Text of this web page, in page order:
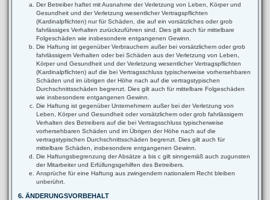
Der Betreiber haftet mit Ausnahme der Verletzung von Leben, Körper und
Gesundheit und der Verletzung wesentlicher Vertragspflichten
(Kardinalpflichten) nur für Schäden, die auf ein vorsätzliches oder grob
fahrlässiges Verhalten zurückzuführen sind. Dies gilt auch für mittelbare
Folgeschäden wie insbesondere entgangenen Gewinn.
Die Haftung ist gegenüber Verbrauchern außer bei vorsätzlichem oder grob
fahrlässigem Verhalten oder bei Schäden aus der Verletzung von Leben,
Körper und Gesundheit und der Verletzung wesentlicher Vertragspflichten
(Kardinalpflichten) auf die bei Vertragsschluss typischerweise vorhersehbaren
Schäden und im übrigen der Höhe nach auf die vertragstypischen
Durchschnittsschäden begrenzt. Dies gilt auch für mittelbare Folgeschäden
wie insbesondere entgangenen Gewinn.
Die Haftung ist gegenüber Unternehmern außer bei der Verletzung von
Leben, Körper und Gesundheit oder vorsätzlichem oder grob fahrlässigem
Verhalten des Betreibers auf die bei Vertragsschluss typischerweise
vorhersehbaren Schäden und im Übrigen der Höhe nach auf die
vertragstypischen Durchschnittsschäden begrenzt. Dies gilt auch für
mittelbare Schäden, insbesondere entgangenen Gewinn.
Die Haftungsbegrenzung der Absätze a bis c gilt sinngemäß auch zugunsten
der Mitarbeiter und Erfüllungsgehilfen des Betreibers.
Ansprüche für eine Haftung aus zwingendem nationalem Recht bleiben
unberührt.
6. ÄNDERUNGSVORBEHALT